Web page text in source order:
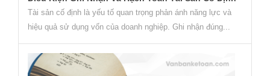
Tài sản cố định là yếu tố quan trọng phản ánh năng lực và
hiệu quả sử dụng vốn của doanh nghiệp. Ghi nhận đúng...